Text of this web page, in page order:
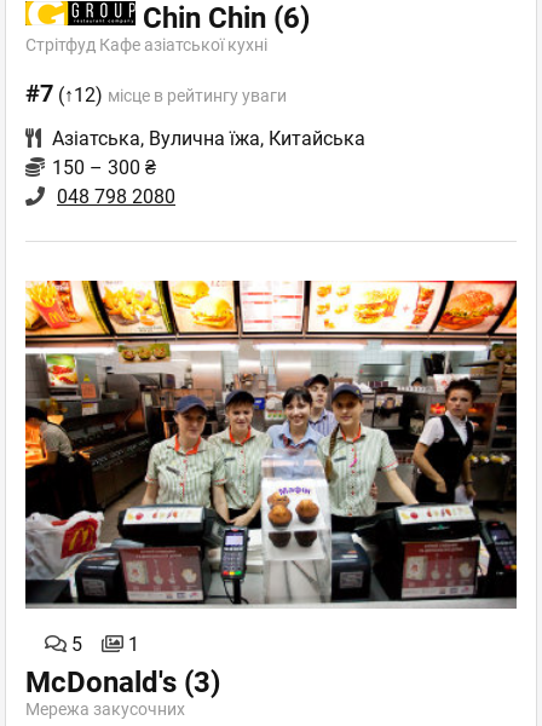
Chin Chin (6)
Стрітфуд Кафе азіатської кухні
#7 (↑12) місце в рейтингу уваги
Азіатська, Вулична їжа, Китайська
150 – 300 ₴
048 798 2080
5 1
McDonald's (3)
Мережа закусочних